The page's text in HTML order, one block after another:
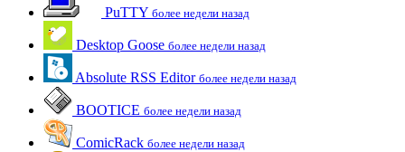
PuTTY более недели назад
Desktop Goose более недели назад
Absolute RSS Editor более недели назад
BOOTICE более недели назад
ComicRack более недели назад